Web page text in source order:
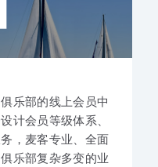
乐部的线上会员中
计会员等级体系、
，麦客专业、全面
乐部复杂多变的业